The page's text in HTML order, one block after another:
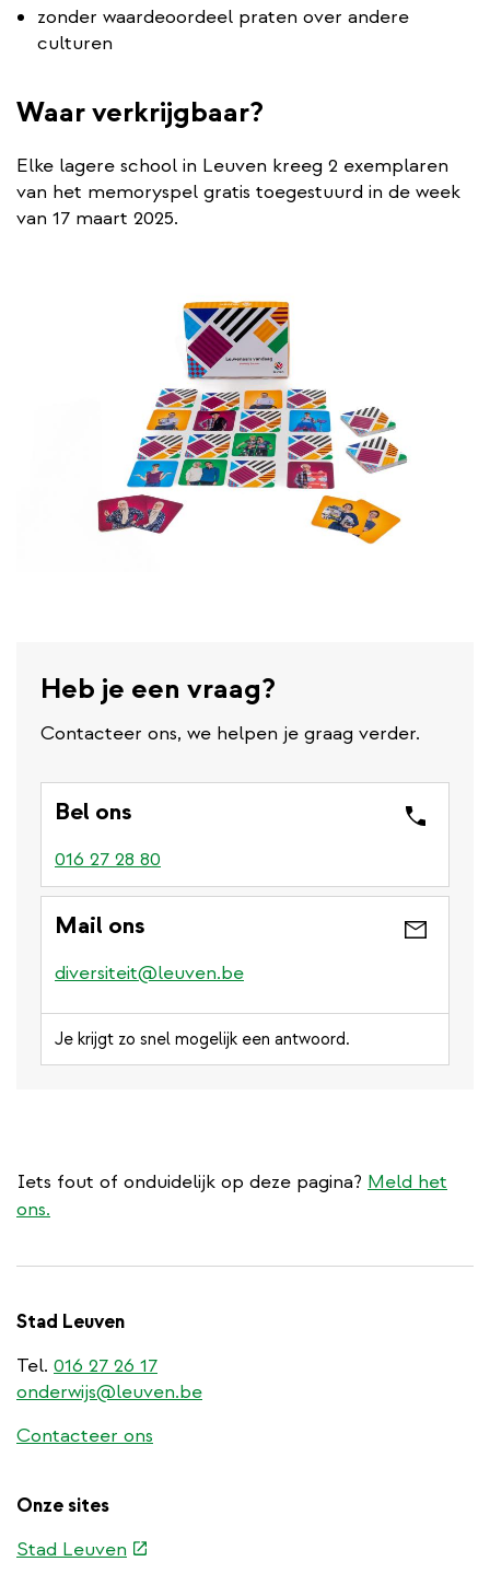
zonder waardeoordeel praten over andere
culturen
Waar verkrijgbaar?
Elke lagere school in Leuven kreeg 2 exemplaren
van het memoryspel gratis toegestuurd in de week
van 17 maart 2025.
Heb je een vraag?
Contacteer ons, we helpen je graag verder.
Bel ons
016 27 28 80
Mail ons
diversiteit@leuven.be
Je krijgt zo snel mogelijk een antwoord.
Iets fout of onduidelijk op deze pagina? Meld het
ons.
Stad Leuven
Tel. 016 27 26 17
onderwijs@leuven.be
Contacteer ons
Onze sites
Stad Leuven (externe